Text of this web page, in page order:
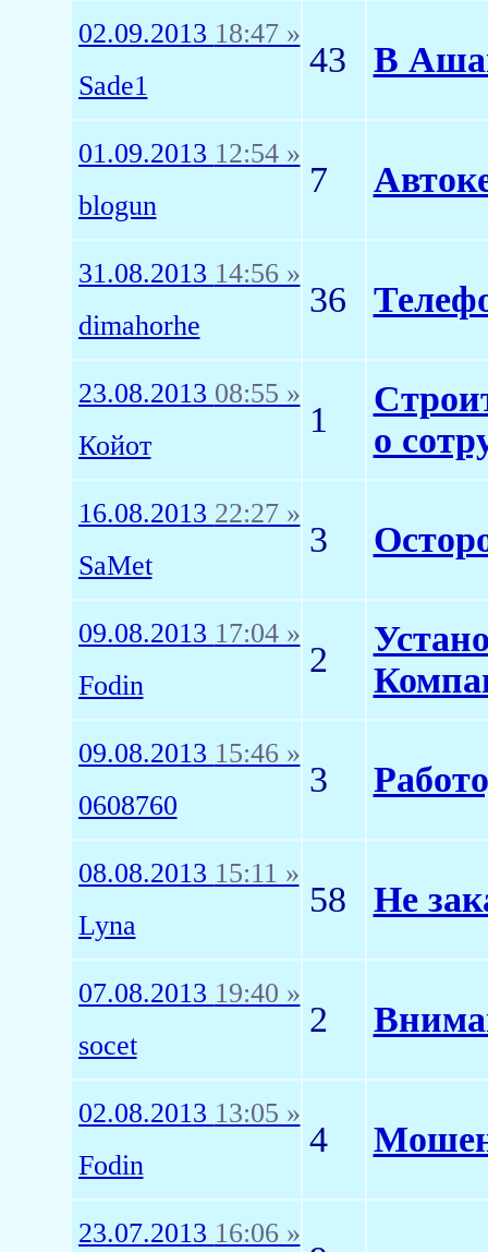
02.09.2013 18:47 »
Sade1
43 В
01.09.2013 12:54 »
blogun
7
31.08.2013 14:56 »
dimahorhe
36
23.08.2013 08:55 »
Койот
1
о
16.08.2013 22:27 »
SaMet
3
09.08.2013 17:04 »
Fodin
2
09.08.2013 15:46 »
0608760
3
08.08.2013 15:11 »
Lyna
58 Не
07.08.2013 19:40 »
socet
2
02.08.2013 13:05 »
Fodin
4
23.07.2013 16:06 »